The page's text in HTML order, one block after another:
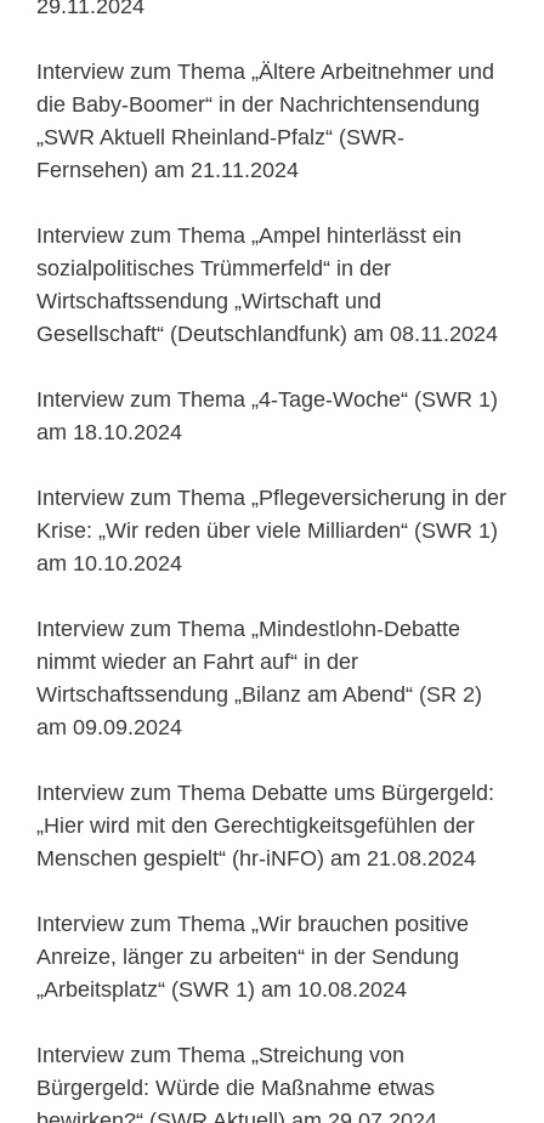
29.11.2024
Interview zum Thema „Ältere Arbeitnehmer und
die Baby-Boomer“ in der Nachrichtensendung
„SWR Aktuell Rheinland-Pfalz“ (SWR-
Fernsehen) am 21.11.2024
Interview zum Thema „Ampel hinterlässt ein
sozialpolitisches Trümmerfeld“ in der
Wirtschaftssendung „Wirtschaft und
Gesellschaft“ (Deutschlandfunk) am 08.11.2024
Interview zum Thema „4-Tage-Woche“ (SWR 1)
am 18.10.2024
Interview zum Thema „Pflegeversicherung in der
Krise: „Wir reden über viele Milliarden“ (SWR 1)
am 10.10.2024
Interview zum Thema „Mindestlohn-Debatte
nimmt wieder an Fahrt auf“ in der
Wirtschaftssendung „Bilanz am Abend“ (SR 2)
am 09.09.2024
Interview zum Thema Debatte ums Bürgergeld:
„Hier wird mit den Gerechtigkeitsgefühlen der
Menschen gespielt“ (hr-iNFO) am 21.08.2024
Interview zum Thema „Wir brauchen positive
Anreize, länger zu arbeiten“ in der Sendung
„Arbeitsplatz“ (SWR 1) am 10.08.2024
Interview zum Thema „Streichung von
Bürgergeld: Würde die Maßnahme etwas